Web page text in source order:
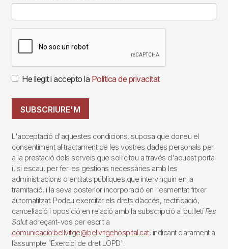
He llegit i accepto la Política de privacitat
SUBSCRIURE'M
L'acceptació d'aquestes condicions, suposa que doneu el
consentiment al tractament de les vostres dades personals per
a la prestació dels serveis que sol·liciteu a través d'aquest portal
i, si escau, per fer les gestions necessàries amb les
administracions o entitats públiques que intervinguin en la
tramitació, i la seva posterior incorporació en l'esmentat fitxer
automatitzat. Podeu exercitar els drets d’accés, rectificació,
cancel·lació i oposició en relació amb la subscripció al butlletí Fes
Salutadreçant-vos per escrit a
comunicacio.bellvitge@bellvitgehospital.cat, indicant clarament a
l’assumpte "Exercici de dret LOPD".